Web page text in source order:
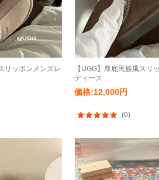
リッポンメンズレ
【UGG】厚底民族風スリ
ディース
価格:12,000円
(0)